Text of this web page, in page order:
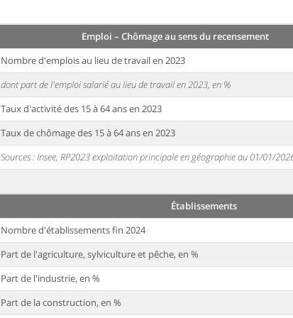
Emploi – Chômage au sens du recensement
Nombre d'emplois au lieu de travail en 2023
dont part de l'emploi salarié au lieu de travail en 2023, en %
Taux d'activité des 15 à 64 ans en 2023
Taux de chômage des 15 à 64 ans en 2023
Sources : Insee, RP2023 exploitation principale en géographie au 01/01/
Établissements
Nombre d'établissements fin 2024
Part de l'agriculture, sylviculture et pêche, en %
Part de l'industrie, en %
Part de la construction, en %